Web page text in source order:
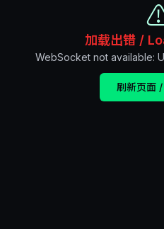
加载出错 /
WebSocket not available:
刷新页面